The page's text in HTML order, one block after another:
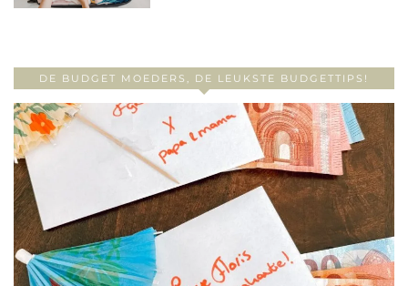
DE BUDGET MOEDERS, DE LEUKSTE BUDGETTIPS!